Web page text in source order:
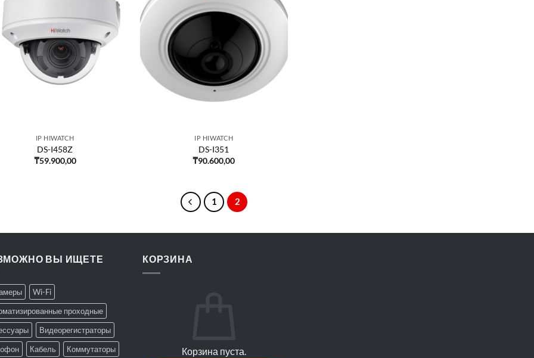
IP HIWATCH
DS-I458Z
₸59.900,00
IP HIWATCH
DS-I351
₸90.600,00
1 2
ВЫ ИЩЕТЕ
Wi-Fi
проходные
Видеорегистраторы
Кабель
Коммутаторы
КОРЗИНА
Корзина пуста.